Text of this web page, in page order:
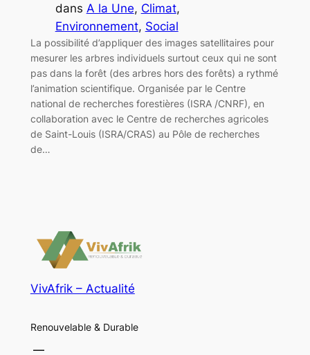
dans A la Une, Climat
Environnement, Social
La possibilité d’appliquer des images satellitaires pour
mesurer les arbres individuels surtout ceux qui ne sont
pas dans la forêt (des arbres hors des forêts) a rythmé
l’animation scientifique. Organisée par le Centre
national de recherches forestières (ISRA /CNRF), en
collaboration avec le Centre de recherches agricoles
de Saint-Louis (ISRA/CRAS) au Pôle de recherches
de…
VivAfrik – Actualité
Renouvelable & Durable